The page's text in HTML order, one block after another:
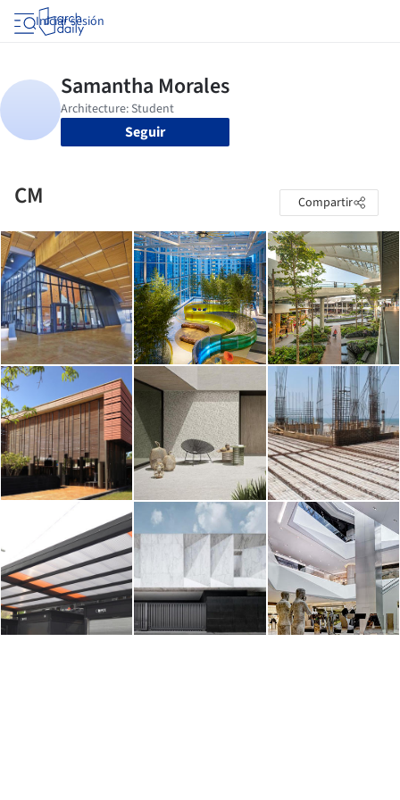
Iniciar sesión
Seguir
CM Compartir